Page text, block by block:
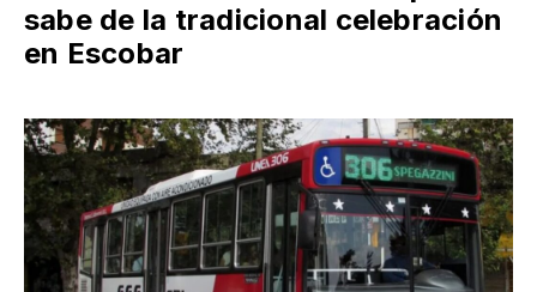
sabe de la tradicional celebración
en Escobar